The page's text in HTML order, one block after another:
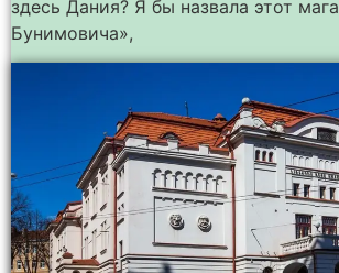
здесь Дания? Я бы назвала этот
Бунимовича»,